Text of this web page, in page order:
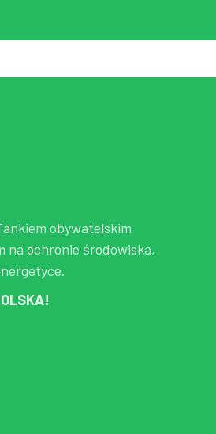
obywatelskim
na ochronie środowiska,